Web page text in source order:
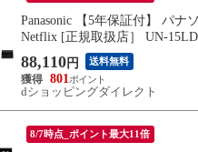
Panasonic 【5年保証付】 パ
Netflix [正規取扱店］ UN-
88,110 円 送料無料
801
dショッピングダイレクト
8/7時点_ポイント最大11倍